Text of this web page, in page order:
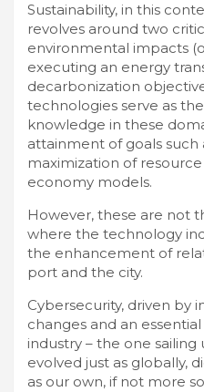
Sustainability, in this
revolves around two
environmental impacts
executing an energy
decarbonization
technologies serve as
knowledge in these
attainment of goals such
maximization of
economy models.
However, these are not
where the technology
the enhancement of
port and the city.
Cybersecurity, driven by
changes and an
industry – the one
evolved just as globally,
as our own, if not more